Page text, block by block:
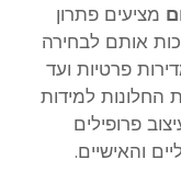
מציעים פתרון
אותם לבחירה
פרטיות ועד
החלונות למידות
פרופילים
והאישיים.